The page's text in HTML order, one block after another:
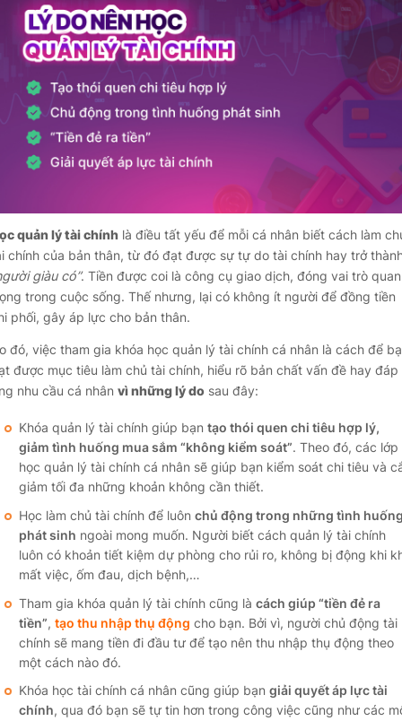
quản lý tài chínhlà điều tất yếu để mỗi cá nhân biết cách làm
chính của bản thân, từ đó đạt được sự tự do tài chính hay trở
giàu có”. Tiền được coi là công cụ giao dịch, đóng vai trò quan
trong cuộc sống. Thế nhưng, lại có không ít người để đồng tiền
phối, gây áp lực cho bản thân.
đó, việc tham gia khóa học quản lý tài chính cá nhân là cách để
được mục tiêu làm chủ tài chính, hiểu rõ bản chất vấn đề hay đáp
nhu cầu cá nhân vì những lý dosau đây:
Khóa quản lý tài chính giúp bạn tạo thói quen chi tiêu hợp lý,
giảm tình huống mua sắm “không kiểm soát”. Theo đó, các lớp
học quản lý tài chính cá nhân sẽ giúp bạn kiểm soát chi tiêu và
giảm tối đa những khoản không cần thiết.
Học làm chủ tài chính để luôn chủ động trong những tình
phát sinh ngoài mong muốn. Người biết cách quản lý tài chính
luôn có khoản tiết kiệm dự phòng cho rủi ro, không bị động khi
mất việc, ốm đau, dịch bệnh,…
Tham gia khóa quản lý tài chính cũng là cách giúp “tiền đẻ ra
tiền”, tạo thu nhập thụ động cho bạn. Bởi vì, người chủ động tài
chính sẽ mang tiền đi đầu tư để tạo nên thu nhập thụ động theo
một cách nào đó.
Khóa học tài chính cá nhân cũng giúp bạn giải quyết áp lực tài
chính, qua đó bạn sẽ tự tin hơn trong công việc cũng như các